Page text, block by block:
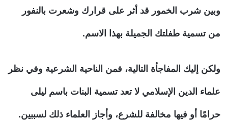
وبين شرب الخمور قد أثر على قرارك وشعرت بالنفور
من تسمية طفلتك الجميلة بهذا الاسم.
ولكن إليك المفاجأة التالية، فمن الناحية الشرعية وفي نظر
علماء الدين الإسلامي لا تعد تسمية البنات باسم ليلى
حرامًا أو فيها مخالفة للشرع، وأجاز العلماء ذلك لسببين.